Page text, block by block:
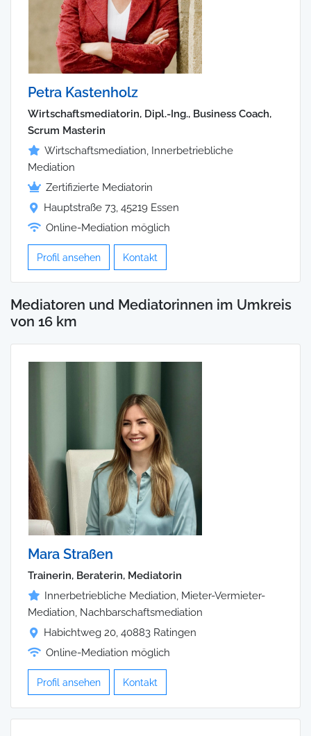
Petra Kastenholz
Wirtschaftsmediatorin, Dipl.-Ing., Business Coach,
Scrum Masterin
Wirtschaftsmediation, Innerbetriebliche
Mediation
Zertifizierte Mediatorin
Hauptstraße 73, 45219 Essen
Online-Mediation möglich
Profil ansehen Kontakt
Mediatoren und Mediatorinnen im Umkreis
von 16 km
Mara Straßen
Trainerin, Beraterin, Mediatorin
Innerbetriebliche Mediation, Mieter-Vermieter-
Mediation, Nachbarschaftsmediation
Habichtweg 20, 40883 Ratingen
Online-Mediation möglich
Profil ansehen Kontakt